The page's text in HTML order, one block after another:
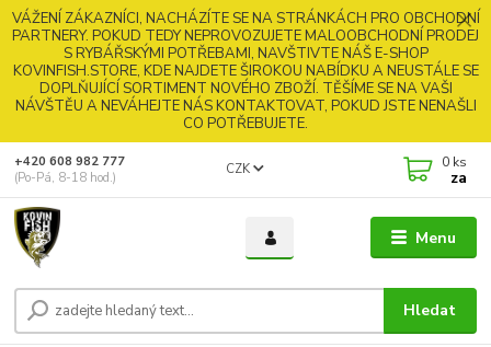
VÁŽENÍ ZÁKAZNÍCI, NACHÁZÍTE SE NA STRÁNKÁCH PRO OBCHODNÍ
PARTNERY. POKUD TEDY NEPROVOZUJETE MALOOBCHODNÍ PRODEJ
S RYBÁŘSKÝMI POTŘEBAMI, NAVŠTIVTE NÁŠ E-SHOP
KOVINFISH.STORE, KDE NAJDETE ŠIROKOU NABÍDKU A NEUSTÁLE SE
DOPLŇUJÍCÍ SORTIMENT NOVÉHO ZBOŽÍ. TĚŠÍME SE NA VAŠI
NÁVŠTĚU A NEVÁHEJTE NÁS KONTAKTOVAT, POKUD JSTE NENAŠLI
CO POTŘEBUJETE.
Menu
CZK
Hledat
+420 608 982 777
(Po-Pá, 8-18 hod.)
0 ks
za